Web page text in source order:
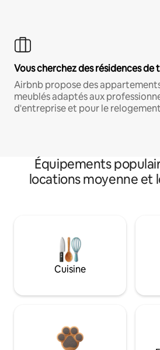
Vous cherchez des résidences de
Airbnb propose des
meublés adaptés aux
d'entreprise et pour le
Équipements
locations moyenne et
Cuisine